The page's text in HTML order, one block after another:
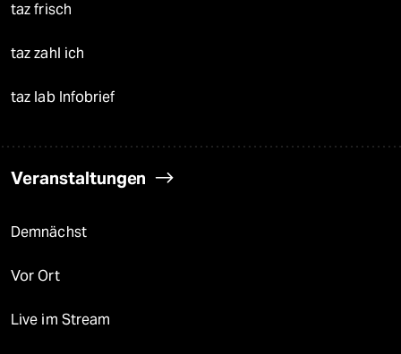
taz frisch
taz zahl ich
taz lab Infobrief
Veranstaltungen
Demnächst
Vor Ort
Live im Stream